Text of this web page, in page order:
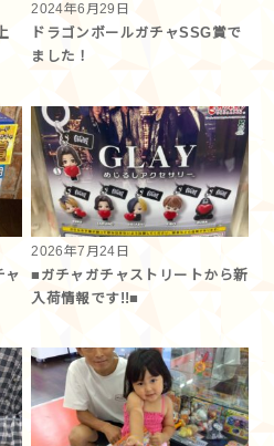
2024年6月29日
ドラゴンボールガチャSSG賞で
ました！
ャ
2026年7月24日
■ガチャガチャストリートから新
入荷情報です!!■